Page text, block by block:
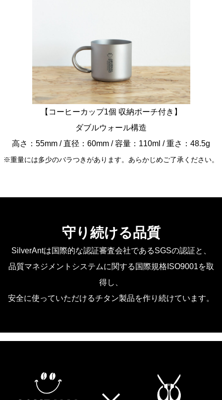
【コーヒーカップ1個 収納ポーチ付き】
ダブルウォール構造
高さ：55mm / 直径：60mm / 容量：110ml / 重さ：48.5g
※重量には多少のバラつきがあります。あらかじめご了承ください。
守り続ける品質
SilverAntは国際的な認証審査会社であるSGSの認証と、
品質マネジメントシステムに関する国際規格ISO9001を取
得し、
安全に使っていただけるチタン製品を作り続けています。